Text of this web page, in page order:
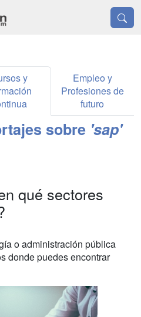
y
Empleo y
Profesiones de
futuro
sobre 'sap'
qué sectores
o administración pública
donde puedes encontrar